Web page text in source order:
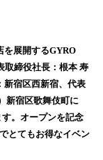
を展開するGYRO
取締役社長：根本 寿
新宿区西新宿、代表
新宿区歌舞伎町に
す。オープンを記念
とてもお得なイベン